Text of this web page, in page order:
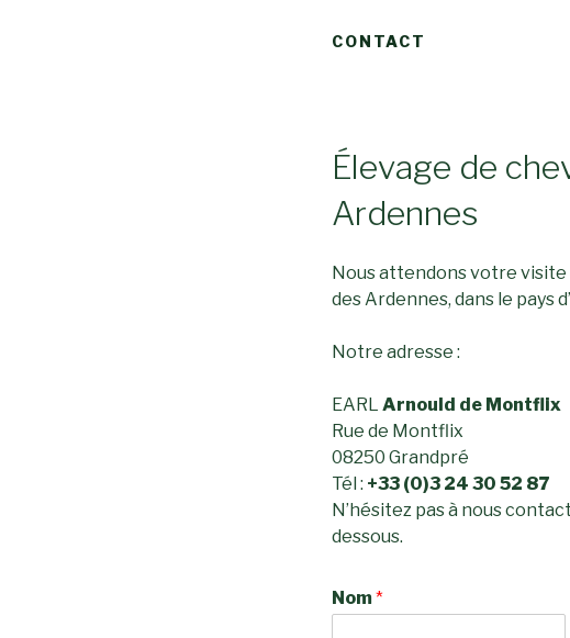
CONTACT
Élevage de
Ardennes
Nous attendons votre visite
des Ardennes, dans le pays d’
Notre adresse :
EARL Arnould de Montflix
Rue de Montflix
08250 Grandpré
Tél : +33 (0)3 24 30 52 87
N’hésitez pas à nous
dessous.
Nom*